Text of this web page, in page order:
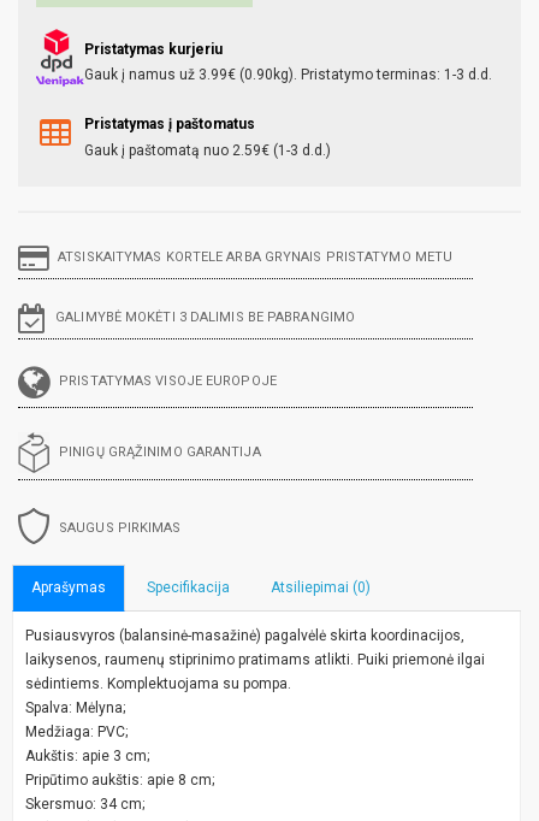
Pristatymas kurjeriu
Gauk į namus už 3.99€ (0.90kg). Pristatymo terminas: 1-3 d.d.
Pristatymas į paštomatus
Gauk į paštomatą nuo 2.59€ (1-3 d.d.)
ATSISKAITYMAS KORTELE ARBA GRYNAIS PRISTATYMO METU
GALIMYBĖ MOKĖTI 3 DALIMIS BE PABRANGIMO
PRISTATYMAS VISOJE EUROPOJE
PINIGŲ GRĄŽINIMO GARANTIJA
SAUGUS PIRKIMAS
Aprašymas Specifikacija Atsiliepimai (0)
Pusiausvyros (balansinė-masažinė) pagalvėlė skirta koordinacijos,
laikysenos, raumenų stiprinimo pratimams atlikti. Puiki priemonė ilgai
sėdintiems. Komplektuojama su pompa.
Spalva: Mėlyna;
Medžiaga: PVC;
Aukštis: apie 3 cm;
Pripūtimo aukštis: apie 8 cm;
Skersmuo: 34 cm;